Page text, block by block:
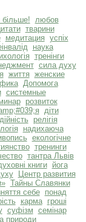
любов
тварини
медитация успіх
наука
тренінги
сила духу
життя женские
Допомога
системные
розвиток
діти
релігія
надихаюча
екологічне
тренинги
тантра Львів
книги
йога
Центр развития
Тайны Славянки
себе
понад
карма
гроші
суфізм семінар
природи